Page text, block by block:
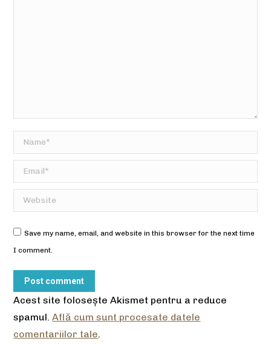
Name *
Email *
Website
Save my name, email, and website in this browser for the next time
I comment.
Post comment
Acest site folosește Akismet pentru a reduce
spamul.Află cum sunt procesate datele
comentariilor tale.